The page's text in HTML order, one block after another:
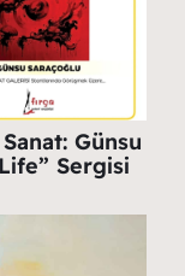
Günsu
Sergisi